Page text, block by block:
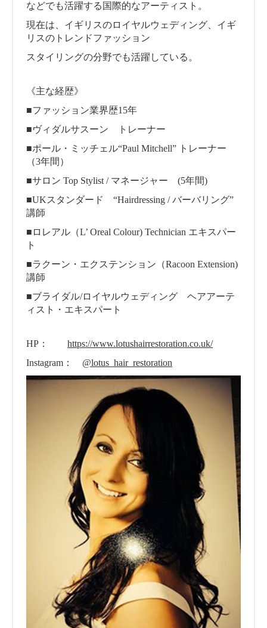
などでも活躍する国際的なアーティスト。
現在は、イギリスのロイヤルウェディング、イギ
リスのトレンドファッション
スタイリングの分野でも活躍している。
《主な経歴》
■ファッション業界歴15年
■ヴィダルサスーン トレーナー
■ポール・ミッチェル“Paul Mitchell” トレーナー
（3年間）
■サロン Top Stylist / マネージャー (5年間)
■UKスタンダード “Hairdressing / バーバリング”
講師
■ロレアル（L’ Oreal Colour) Technician エキスパー
ト
■ラクーン・エクステンション（Racoon Extension)
講師
■ブライダル/ロイヤルウェディング ヘアアーテ
ィスト・エキスパート
HP： https://www.lotushairrestoration.co.uk/
Instagram： @lotus_hair_restoration